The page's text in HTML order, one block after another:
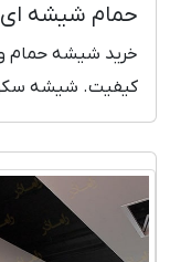
خرید شیشه حمام
کیفیت. شیشه
و نصب فوری. همین